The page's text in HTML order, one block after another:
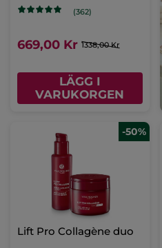
(362)
669,00 Kr 1338,00 Kr
LÄGG I
VARUKORGEN
-50%
Lift Pro Collagène duo